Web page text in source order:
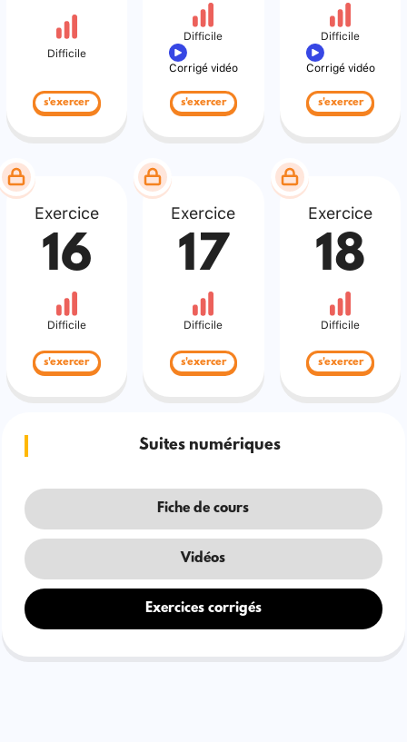
Difficile
s'exercer
Difficile
Corrigé vidéo
s'exercer
Difficile
Corrigé vidéo
s'exercer
Exercice
16
Difficile
s'exercer
Exercice
17
Difficile
s'exercer
Exercice
18
Difficile
s'exercer
Suites numériques
Fiche de cours
Vidéos
Exercices corrigés